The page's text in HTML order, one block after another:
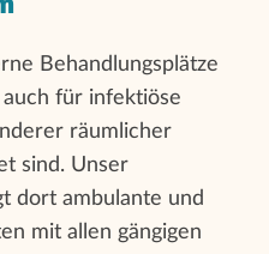
Behandlungsplätze
für infektiöse
räumlicher
sind. Unser
dort ambulante und
mit allen gängigen